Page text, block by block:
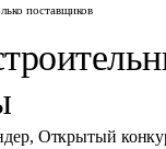
поставщиков
, Открытый